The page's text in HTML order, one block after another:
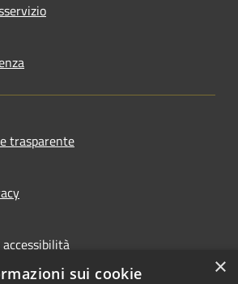
trasparente
×
sui cookie